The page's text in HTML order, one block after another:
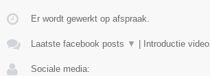
Er wordt gewerkt op afspraak.
Laatste facebook posts ▼ Introductie video
Sociale media: